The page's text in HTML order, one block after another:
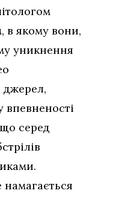
в якому вони,
уникнення
джерел,
серед